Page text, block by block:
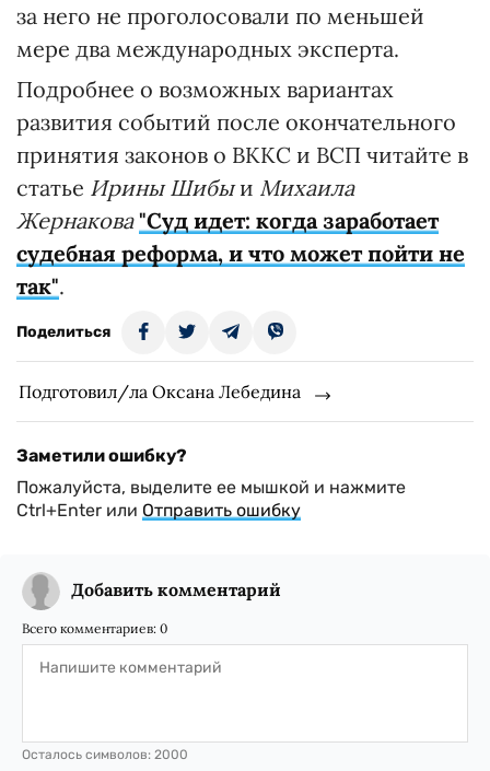
за него не проголосовали по меньшей
мере два международных эксперта.
Подробнее о возможных вариантах
развития событий после окончательного
принятия законов о ВККС и ВСП читайте в
статье Ирины Шибыи Михаила
Жернакова "Суд идет: когда заработает
судебная реформа, и что может пойти не
так".
Поделиться
Подготовил/ла Оксана Лебедина
Заметили ошибку?
Пожалуйста, выделите ее мышкой и нажмите
Ctrl+Enter или Отправить ошибку
Добавить комментарий
Всего комментариев: 0
Осталось символов: 2000